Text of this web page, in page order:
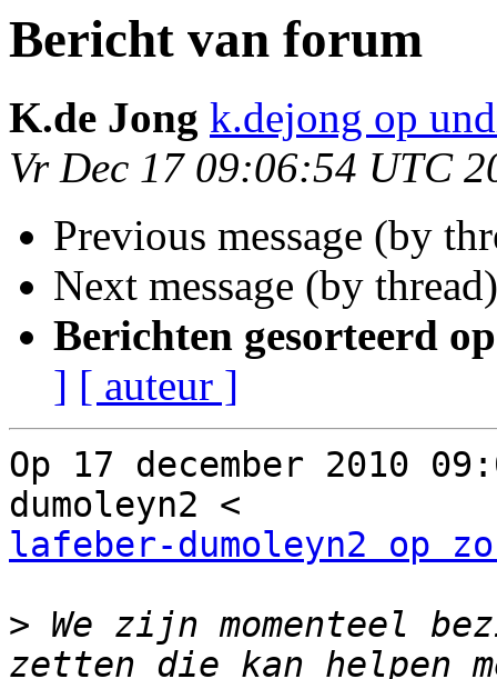
Bericht van forum
K.de Jong k.dejong op
Vr Dec 17 09:06:54 UTC
Previous message (by
Next message (by
Berichten gesorteerd
] [ auteur ]
Op 17 december 2010
lafeber-dumoleyn2 op
> We zijn momenteel